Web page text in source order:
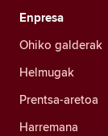
Enpresa
Ohiko galderak
Helmugak
Prentsa-aretoa
Harremana